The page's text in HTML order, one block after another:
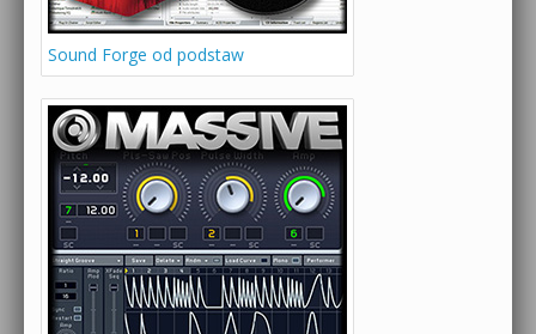
Sound Forge od podstaw